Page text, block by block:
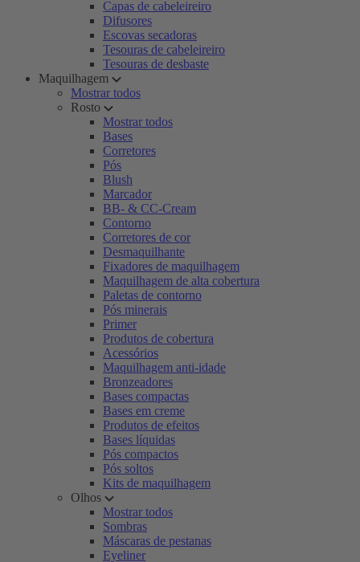
Capas de cabeleireiro
Difusores
Escovas secadoras
Tesouras de cabeleireiro
Tesouras de desbaste
Maquilhagem
Mostrar todos
Rosto
Mostrar todos
Bases
Corretores
Pós
Blush
Marcador
BB- & CC-Cream
Contorno
Corretores de cor
Desmaquilhante
Fixadores de maquilhagem
Maquilhagem de alta cobertura
Paletas de contorno
Pós minerais
Primer
Produtos de cobertura
Acessórios
Maquilhagem anti-idade
Bronzeadores
Bases compactas
Bases em creme
Produtos de efeitos
Bases líquidas
Pós compactos
Pós soltos
Kits de maquilhagem
Olhos
Mostrar todos
Sombras
Máscaras de pestanas
Eyeliner